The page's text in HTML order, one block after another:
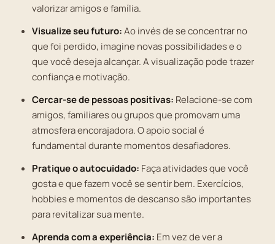
valorizar amigos e família.
Visualize seu futuro:Ao invés de se concentrar no
que foi perdido, imagine novas possibilidades e o
que você deseja alcançar. A visualização pode trazer
confiança e motivação.
Cercar-se de pessoas positivas: Relacione-se com
amigos, familiares ou grupos que promovam uma
atmosfera encorajadora. O apoio social é
fundamental durante momentos desafiadores.
Pratique o autocuidado: Faça atividades que você
gosta e que fazem você se sentir bem. Exercícios,
hobbies e momentos de descanso são importantes
para revitalizar sua mente.
Aprenda com a experiência: Em vez de ver a